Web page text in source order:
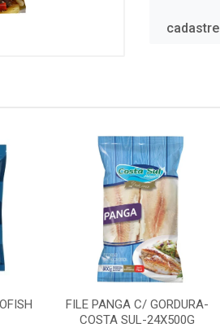
FILE PANGA C/ GORDURA-
COSTA SUL-24X500G